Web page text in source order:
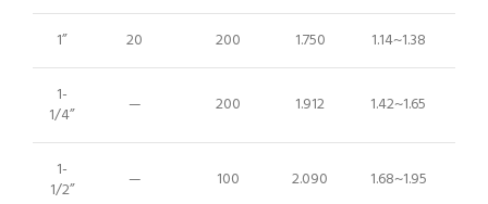
1” 20 200 1.750 1.14~1.38
1-
1/4”
— 200 1.912 1.42~1.65
1-
1/2”
— 100 2.090 1.68~1.95